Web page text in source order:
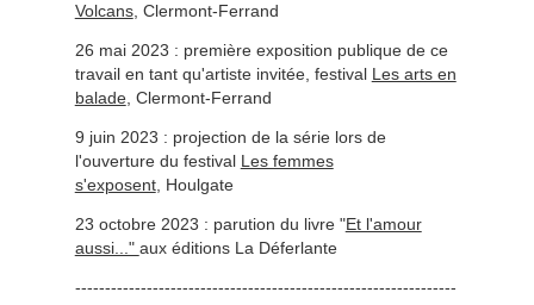
Volcans, Clermont-Ferrand
26 mai 2023 : première exposition publique de ce
travail en tant qu'artiste invitée, festival Les arts en
balade, Clermont-Ferrand
9 juin 2023 : projection de la série lors de
l'ouverture du festival Les femmes
s'exposent, Houlgate
23 octobre 2023 : parution du livre "Et l'amour
aussi..." aux éditions La Déferlante
----------------------------------------------------------------